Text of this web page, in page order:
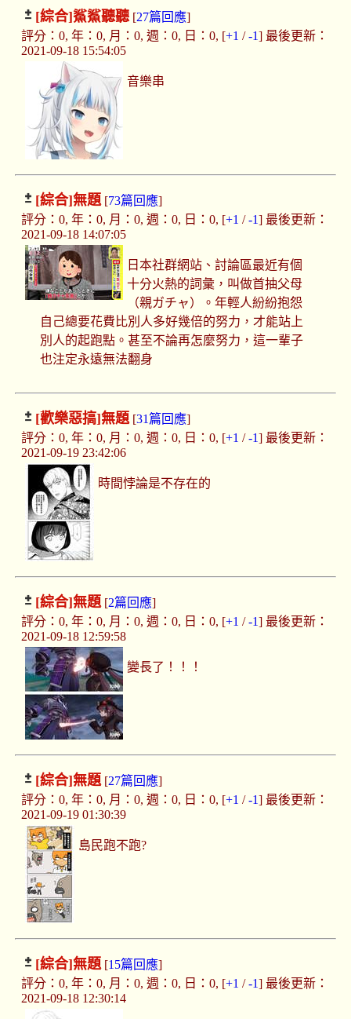
[綜合]鯊鯊聽聽[27篇回應]
評分：0, 年：0, 月：0, 週：0, 日：0, [+1 /-1] 最後更新：
2021-09-18 15:54:05
音樂串
[綜合]無題[73篇回應]
評分：0, 年：0, 月：0, 週：0, 日：0, [+1 /-1] 最後更新：
2021-09-18 14:07:05
日本社群網站、討論區最近有個
十分火熱的詞彙，叫做首抽父母
（親ガチャ）。年輕人紛紛抱怨
自己總要花費比別人多好幾倍的努力，才能站上
別人的起跑點。甚至不論再怎麼努力，這一輩子
也注定永遠無法翻身
[歡樂惡搞]無題[31篇回應]
評分：0, 年：0, 月：0, 週：0, 日：0, [+1 /-1] 最後更新：
2021-09-19 23:42:06
時間悖論是不存在的
[綜合]無題[2篇回應]
評分：0, 年：0, 月：0, 週：0, 日：0, [+1 /-1] 最後更新：
2021-09-18 12:59:58
變長了！！！
[綜合]無題[27篇回應]
評分：0, 年：0, 月：0, 週：0, 日：0, [+1 /-1] 最後更新：
2021-09-19 01:30:39
島民跑不跑?
[綜合]無題[15篇回應]
評分：0, 年：0, 月：0, 週：0, 日：0, [+1 /-1] 最後更新：
2021-09-18 12:30:14